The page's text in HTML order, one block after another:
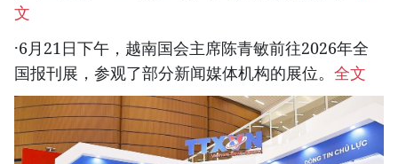
文
·6月21日下午，越南国会主席陈青敏前往2026年全
国报刊展，参观了部分新闻媒体机构的展位。 全文